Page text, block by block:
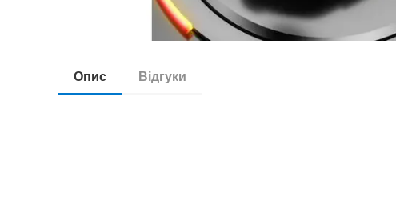
Опис Відгуки